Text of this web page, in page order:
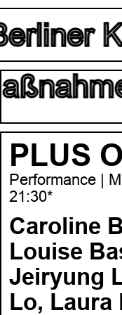
PLUS
Performance |
21:30*
Caroline
Louise
Jeiryung
Lo, Laura